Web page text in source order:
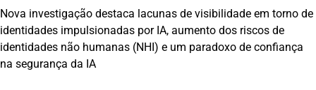
Nova investigação destaca lacunas de visibilidade em torno de
identidades impulsionadas por IA, aumento dos riscos de
identidades não humanas (NHI) e um paradoxo de confiança
na segurança da IA